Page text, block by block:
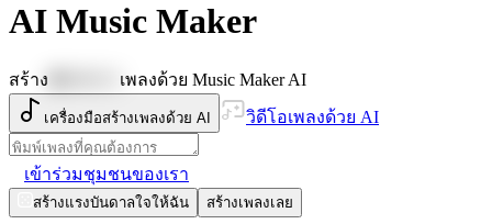
AI Music Maker
สร้าง เพลงด้วย Music Maker AI
เครื่องมือสร้างเพลงด้วย AI วิดีโอเพลงด้วย AI
เข้าร่วมชุมชนของเรา
สร้างแรงบันดาลใจให้ฉัน สร้างเพลงเลย